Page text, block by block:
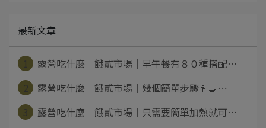
最新文章
露營吃什麼｜餓貳市場｜早午餐有８０種搭配⋯
露營吃什麼｜餓貳市場｜幾個簡單步驟👩‍🍳⋯
露營吃什麼｜餓貳市場｜只需要簡單加熱就可⋯